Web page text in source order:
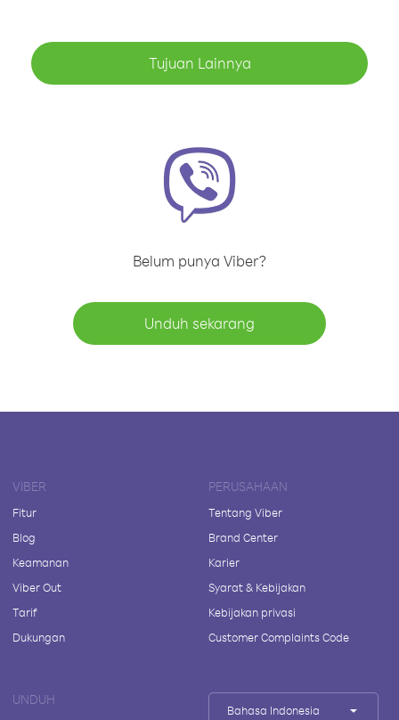
Tujuan Lainnya
Belum punya Viber?
Unduh sekarang
VIBER
Fitur
Blog
Keamanan
Viber Out
Tarif
Dukungan
PERUSAHAAN
Tentang Viber
Brand Center
Karier
Syarat & Kebijakan
Kebijakan privasi
Customer Complaints Code
UNDUH
Bahasa Indonesia